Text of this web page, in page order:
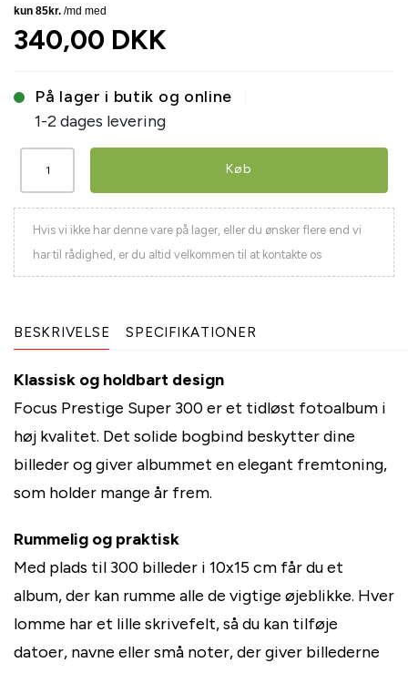
340,00 DKK
På lager i butik og online
1-2 dages levering
Køb
Hvis vi ikke har denne vare på lager, eller du ønsker flere end vi
har til rådighed, er du altid velkommen til at kontakte os
BESKRIVELSE SPECIFIKATIONER
Klassisk og holdbart design
Focus Prestige Super 300 er et tidløst fotoalbum i
høj kvalitet. Det solide bogbind beskytter dine
billeder og giver albummet en elegant fremtoning,
som holder mange år frem.
Rummelig og praktisk
Med plads til 300 billeder i 10x15 cm får du et
album, der kan rumme alle de vigtige øjeblikke. Hver
lomme har et lille skrivefelt, så du kan tilføje
datoer, navne eller små noter, der giver billederne